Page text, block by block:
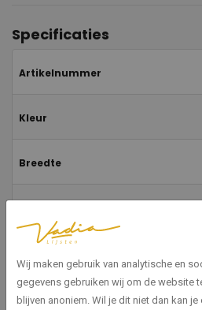
Specificaties
Artikelnummer
Kleur
Breedte
Gerelateerde producten
Wij maken gebruik van analytische en
gegevens gebruiken wij om de website
blijven anoniem. Wil je dit niet dan kan